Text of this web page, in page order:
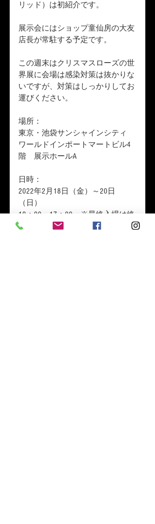
リッド）は初紹介です。
展示会にはショップ童仙房の大友
店長が常駐する予定です。
この週末はクリスマスローズの世
界展に会場は感染対策は抜かりな
いですが、対策はしっかりしてお
運びください。
場所：
東京・池袋サンシャインシティ
ワールドインポートマートビル4
階　展示ホールA
日時：
2022年2月18日（金）～20日
（日）
10：00～17：00　※最終入場は終
了の30分前まで